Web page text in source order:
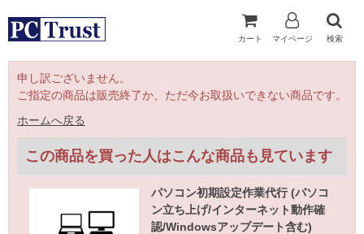
カート マイページ 検索
申し訳ございません。
ご指定の商品は販売終了か、ただ今お取扱いできない商品です。
ホームへ戻る
この商品を買った人はこんな商品も見ています
パソコン初期設定作業代行 (パソコ
ン立ち上げ/インターネット動作確
認/Windowsアップデート含む)